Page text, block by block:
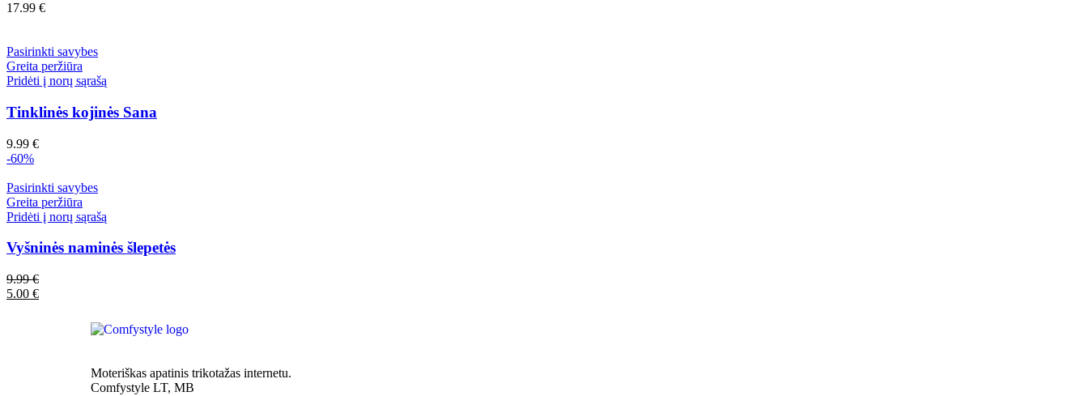
17.99 €
Pasirinkti savybes
Greita peržiūra
Pridėti į norų sąrašą
Tinklinės kojinės Sana
9.99 €
-60%
Pasirinkti savybes
Greita peržiūra
Pridėti į norų sąrašą
Vyšninės naminės šlepetės
9.99€
5.00 €
Moteriškas apatinis trikotažas internetu.
Comfystyle LT, MB